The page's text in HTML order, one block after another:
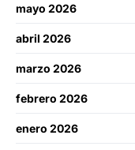
mayo 2026
abril 2026
marzo 2026
febrero 2026
enero 2026